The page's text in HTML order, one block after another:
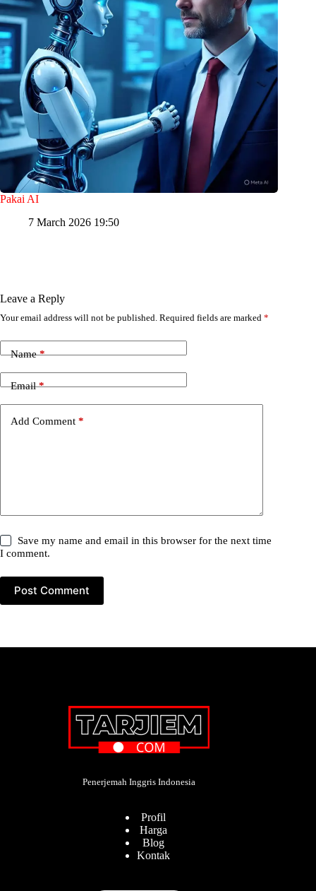
Pakai AI
7 March 2026 19:50
Leave a Reply
Your email address will not be published. Required fields are marked *
Name*
Email*
Add Comment *
Save my name and email in this browser for the next time
I comment.
Post Comment
Penerjemah Inggris Indonesia
Profil
Harga
Blog
Kontak